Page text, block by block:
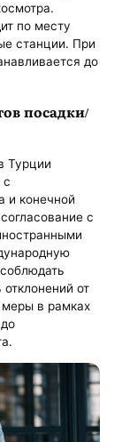
по месту
станции. При
до
посадки/
Турции
с
и конечной
с
от
в рамках